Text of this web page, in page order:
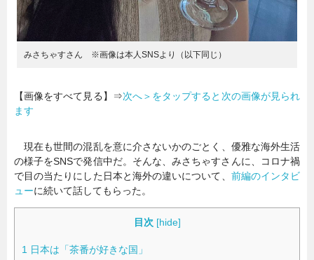
みさちゃすさん ※画像は本人SNSより（以下同じ）
【画像をすべて見る】⇒次へ＞をタップすると次の画像が見られ
ます
現在も世間の混乱を意に介さないかのごとく、優雅な海外生活
の様子をSNSで発信中だ。そんな、みさちゃすさんに、コロナ禍
で目の当たりにした日本と海外の違いについて、 前編のインタビ
ューに続いて話してもらった。
目次 [hide]
1 日本は「茶番が好きな国」